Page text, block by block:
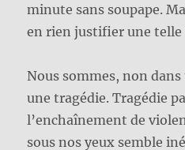
minute sans soupape.
en rien justifier une telle
Nous sommes, non
une tragédie. Tragédie
l’enchaînement de
sous nos yeux semble